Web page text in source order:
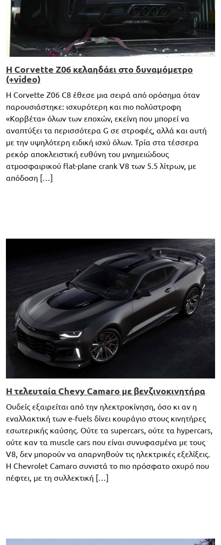
Η Corvette Z06 κελαηδάει στο δυναμόμετρο
(+video)
Η Corvette Z06 C8 έθεσε μια σειρά από ορόσημα όταν
παρουσιάστηκε: ισχυρότερη και πιο πολύστροφη
«Κορβέτα» όλων των εποχών, εκείνη που μπορεί να
αναπτύξει τα περισσότερα G σε στροφές, αλλά και αυτή
με την υψηλότερη ειδική ισχύ όλων. Τρία στα τέσσερα
ρεκόρ αποκλειστική ευθύνη του μνημειώδους
ατμοσφαιρικού flat-plane crank V8 των 5.5 λίτρων, με
απόδοση […]
Η τελευταία Chevy Camaro με βενζινοκινητήρα
Ουδείς εξαιρείται από την ηλεκτροκίνηση, όσο κι αν η
εναλλακτική των e-fuels δίνει κουράγιο στους κινητήρες
εσωτερικής καύσης. Ούτε τα supercars, ούτε τα hypercars,
ούτε καν τα muscle cars που είναι συνυφασμένα με τους
V8, δεν μπορούν να απαρνηθούν τις ηλεκτρικές εξελίξεις.
Η Chevrolet Camaro συνιστά το πιο πρόσφατο οχυρό που
πέφτει, με τη συλλεκτική […]